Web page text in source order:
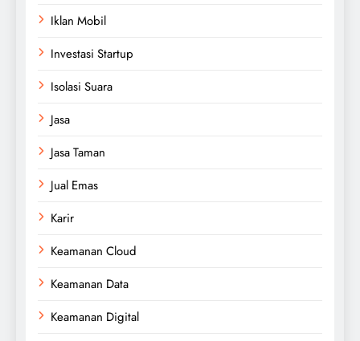
Iklan Mobil
Investasi Startup
Isolasi Suara
Jasa
Jasa Taman
Jual Emas
Karir
Keamanan Cloud
Keamanan Data
Keamanan Digital